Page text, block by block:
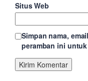
Situs Web
Simpan nama,
peramban ini